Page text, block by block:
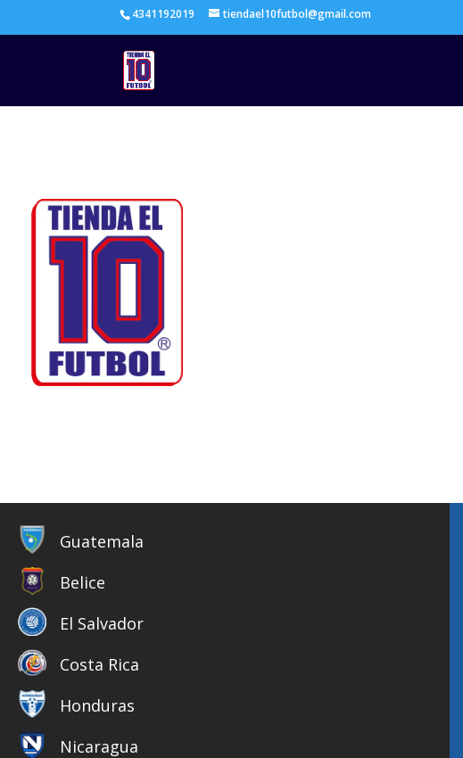
4341192019 tiendael10futbol@gmail.com
Guatemala
Belice
El Salvador
Costa Rica
Honduras
Nicaragua